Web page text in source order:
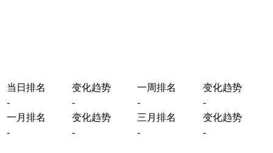
当日排名 变化趋势 一周排名
变化趋势
-
- -
-
一月排名
变化趋势 三月排名
变化趋势
-
- - -